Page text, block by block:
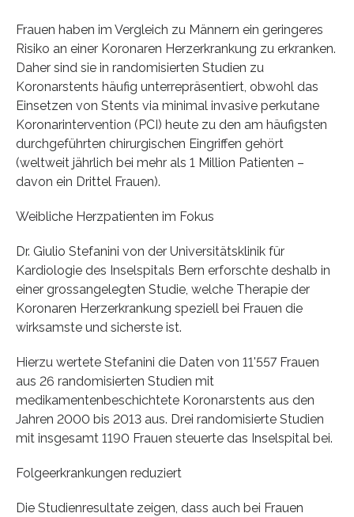
Frauen haben im Vergleich zu Männern ein geringeres
Risiko an einer Koronaren Herzerkrankung zu erkranken.
Daher sind sie in randomisierten Studien zu
Koronarstents häufig unterrepräsentiert, obwohl das
Einsetzen von Stents via minimal invasive perkutane
Koronarintervention (PCI) heute zu den am häufigsten
durchgeführten chirurgischen Eingriffen gehört
(weltweit jährlich bei mehr als 1 Million Patienten –
davon ein Drittel Frauen).
Weibliche Herzpatienten im Fokus
Dr. Giulio Stefanini von der Universitätsklinik für
Kardiologie des Inselspitals Bern erforschte deshalb in
einer grossangelegten Studie, welche Therapie der
Koronaren Herzerkrankung speziell bei Frauen die
wirksamste und sicherste ist.
Hierzu wertete Stefanini die Daten von 11'557 Frauen
aus 26 randomisierten Studien mit
medikamentenbeschichtete Koronarstents aus den
Jahren 2000 bis 2013 aus. Drei randomisierte Studien
mit insgesamt 1190 Frauen steuerte das Inselspital bei.
Folgeerkrankungen reduziert
Die Studienresultate zeigen, dass auch bei Frauen